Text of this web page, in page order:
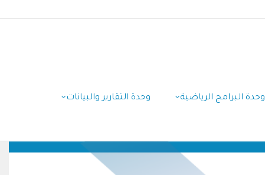
وحدة البرامج الرياضية وحدة التقارير والبيانات